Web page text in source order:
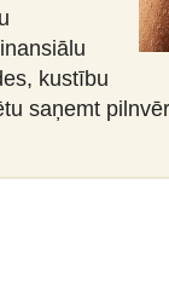
kustību
saņemt